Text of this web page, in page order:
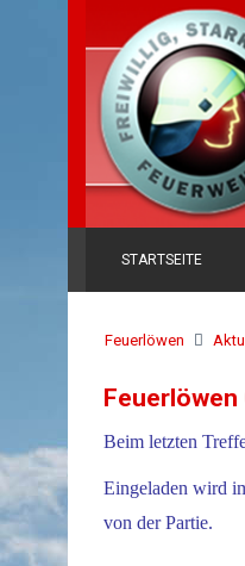
STARTSEITE
Feuerlöwen
Feuerlöwen
Beim letzten
Eingeladen wird
von der Partie.